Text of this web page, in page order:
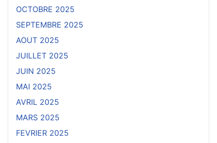
OCTOBRE 2025
SEPTEMBRE 2025
AOUT 2025
JUILLET 2025
JUIN 2025
MAI 2025
AVRIL 2025
MARS 2025
FEVRIER 2025